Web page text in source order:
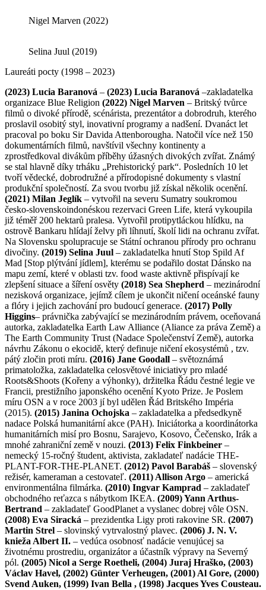
Nigel Marven (2022)
Selina Juul (2019)
Laureáti pocty (1998 – 2023)
(2023) Lucia Baranová – (2023) Lucia Baranová –zakladatelka
organizace Blue Religion (2022) Nigel Marven – Britský tvůrce
filmů o divoké přírodě, scénárista, prezentátor a dobrodruh, kterého
proslavil osobitý styl, inovativní programy a nadšení. Dvanáct let
pracoval po boku Sir Davida Attenborougha. Natočil více než 150
dokumentárních filmů, navštívil všechny kontinenty a
zprostředkoval divákům příběhy úžasných divokých zvířat. Známý
se stal hlavně díky trháku „Prehistorický park“. Posledních 10 let
tvoří vědecké, dobrodružné a přírodopisné dokumenty s vlastní
produkční společností. Za svou tvorbu již získal několik ocenění.
(2021) Milan Jeglík – vytvořil na severu Sumatry soukromou
česko-slovenskoindonéskou rezervaci Green Life, která vykoupila
již téměř 200 hektarů pralesa. Vytvořil protipytláckou hlídku, na
ostrově Bankaru hlídají želvy při líhnutí, školí lidi na ochranu zvířat.
Na Slovensku spolupracuje se Státní ochranou přírody pro ochranu
divočiny. (2019) Selina Juul – zakladatelka hnutí Stop Spild Af
Mad [Stop plýtvání jídlem], kterému se podařilo dostat Dánsko na
mapu zemí, které v oblasti tzv. food waste aktivně přispívají ke
zlepšení situace a šíření osvěty (2018) Sea Shepherd – mezinárodní
nezisková organizace, jejímž cílem je ukončit ničení oceánské fauny
a flóry i jejich zachování pro budoucí generace. (2017) Polly
Higgins– právnička zabývající se mezinárodním právem, oceňovaná
autorka, zakladatelka Earth Law Alliance (Aliance za práva Země) a
The Earth Community Trust (Nadace Společenství Země), autorka
návrhu Zákonu o ekocidě, který definuje ničení ekosystémů , tzv.
pátý zločin proti míru. (2016) Jane Goodall – světoznámá
primatoložka, zakladatelka celosvětové iniciativy pro mladé
Roots&Shoots (Kořeny a výhonky), držitelka Řádu čestné legie ve
Francii, prestižního japonského ocenění Kyoto Prize. Je Poslem
míru OSN a v roce 2003 jí byl udělen Řád Britského Impéria
(2015). (2015) Janina Ochojska – zakladatelka a předsedkyně
nadace Polská humanitární akce (PAH). Iniciátorka a koordinátorka
humanitárních misí pro Bosnu, Sarajevo, Kosovo, Čečensko, Irák a
mnohé zahraniční země v nouzi. (2013) Felix Finkbeiner –
nemecký 15-ročný študent, aktivista, zakladateľ nadácie THE-
PLANT-FOR-THE-PLANET. (2012) Pavol Barabáš – slovenský
režisér, kameraman a cestovateľ. (2011) Allison Argo – americká
environmentálna filmárka. (2010) Ingvar Kamprad – zakladateľ
obchodného reťazca s nábytkom IKEA. (2009) Yann Arthus-
Bertrand – zakladateľ GoodPlanet a vyslanec dobrej vôle OSN.
(2008) Eva Siracká – prezidentka Ligy proti rakovine SR. (2007)
Martin Strel – slovinský vytrvalostný plavec. (2006) J. N. V.
knieža Albert II. – vedúca osobnosť nadácie venujúcej sa
životnému prostrediu, organizátor a účastník výpravy na Severný
pól. (2005) Nicol a Serge Roetheli, (2004) Juraj Hraško, (2003)
Václav Havel, (2002) Günter Verheugen, (2001) Al Gore, (2000)
Svend Auken, (1999) Ivan Bella , (1998) Jacques Yves Cousteau.